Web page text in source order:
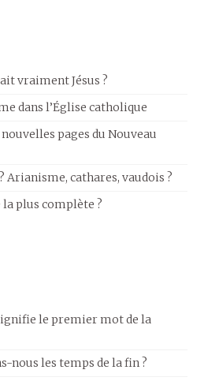
vraiment Jésus ?
dans l’Église catholique
pages du Nouveau
Arianisme, cathares, vaudois ?
plus complète ?
le premier mot de la
nous les temps de la fin ?